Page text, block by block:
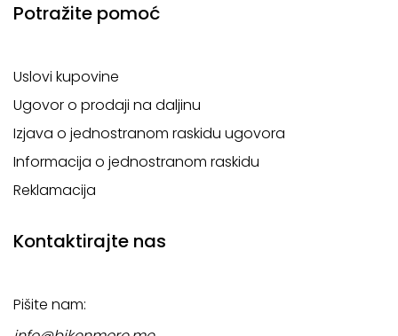
Potražite pomoć
Uslovi kupovine
Ugovor o prodaji na daljinu
Izjava o jednostranom raskidu ugovora
Informacija o jednostranom raskidu
Reklamacija
Kontaktirajte nas
Pišite nam: